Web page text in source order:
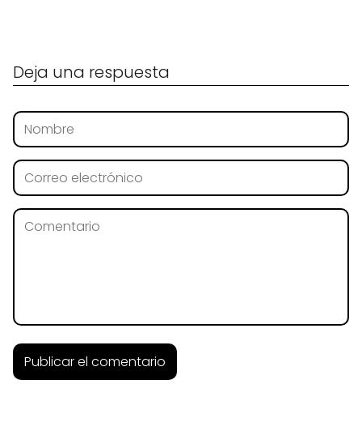
Deja una respuesta